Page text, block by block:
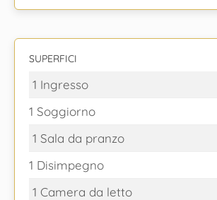
SUPERFICI
1 Ingresso
1 Soggiorno
1 Sala da pranzo
1 Disimpegno
1 Camera da letto